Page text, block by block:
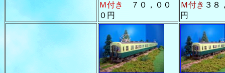
Ｍ付き
７０，００
０円
Ｍ付き ３８
円